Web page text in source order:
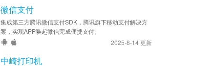
微信支付
集成第三方腾讯微信支付SDK，腾讯旗下移动支付解决方
案，实现APP唤起微信完成便捷支付。
2025-8-14 更新
中崎打印机